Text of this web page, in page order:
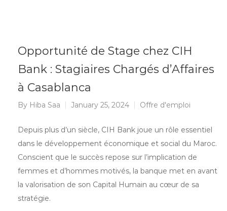
Opportunité de Stage chez CIH
Bank : Stagiaires Chargés d’Affaires
à Casablanca
By Hiba Saa January 25, 2024 Offre d'emploi
Depuis plus d’un siècle, CIH Bank joue un rôle essentiel
dans le développement économique et social du Maroc.
Conscient que le succès repose sur l’implication de
femmes et d’hommes motivés, la banque met en avant
la valorisation de son Capital Humain au cœur de sa
stratégie.